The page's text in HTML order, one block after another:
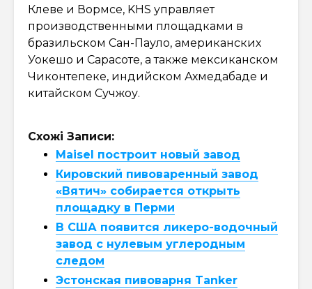
Клеве и Вормсе, KHS управляет
производственными площадками в
бразильском Сан-Пауло, американских
Уокешо и Сарасоте, а также мексиканском
Чиконтепеке, индийском Ахмедабаде и
китайском Сучжоу.
Схожі Записи:
Maisel построит новый завод
Кировский пивоваренный завод
«Вятич» собирается открыть
площадку в Перми
В США появится ликеро-водочный
завод с нулевым углеродным
следом
Эстонская пивоварня Tanker